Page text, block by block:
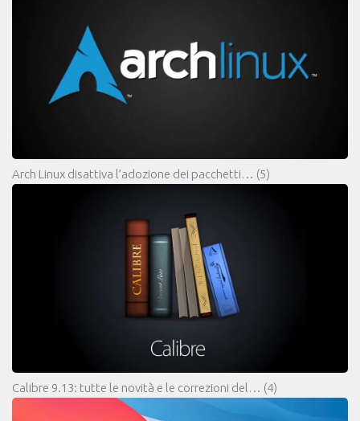
Arch Linux disattiva l’adozione dei pacchetti… (5)
Calibre 9.13: tutte le novità e le correzioni del… (4)